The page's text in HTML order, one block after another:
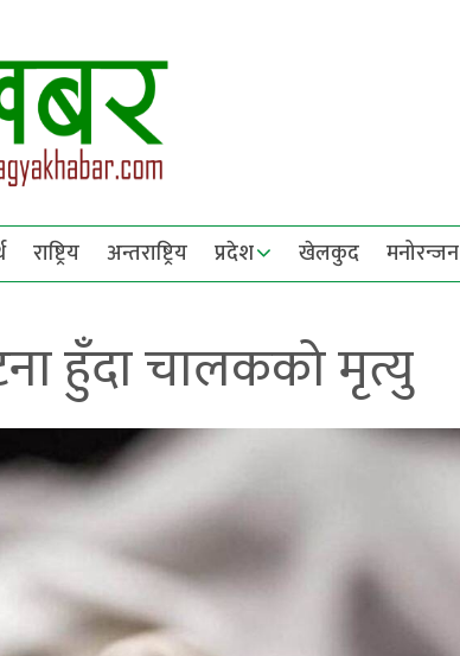
राष्ट्रिय अन्तराष्ट्रिय प्रदेश खेलकुद मनोरन्जन
हुँदा चालकको मृत्यु